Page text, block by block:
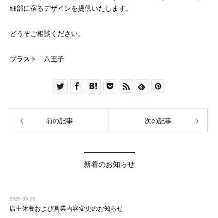
細部に宿るデザインを提供いたします。
どうぞご相談ください。
プラスト 八王子
前の記事 次の記事
新着のお知らせ
2026.08.03
店主休養および営業内容変更のお知らせ